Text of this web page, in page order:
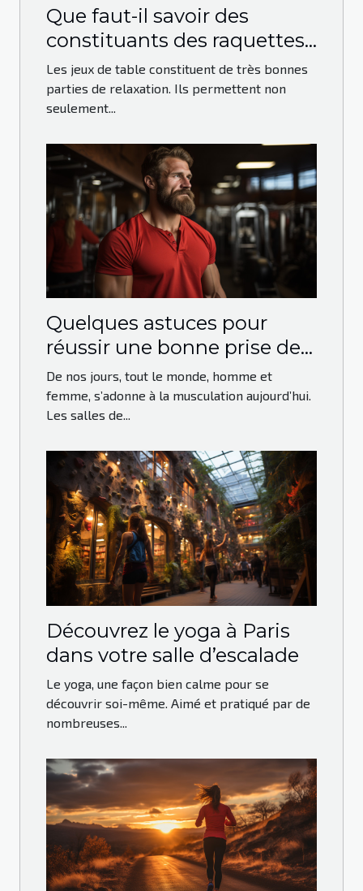
Que faut-il savoir des
constituants des raquettes
de ping-pong ?
Les jeux de table constituent de très bonnes
parties de relaxation. Ils permettent non
seulement...
Quelques astuces pour
réussir une bonne prise de
masse en musculation
De nos jours, tout le monde, homme et
femme, s’adonne à la musculation aujourd’hui.
Les salles de...
Découvrez le yoga à Paris
dans votre salle d’escalade
Le yoga, une façon bien calme pour se
découvrir soi-même. Aimé et pratiqué par de
nombreuses...